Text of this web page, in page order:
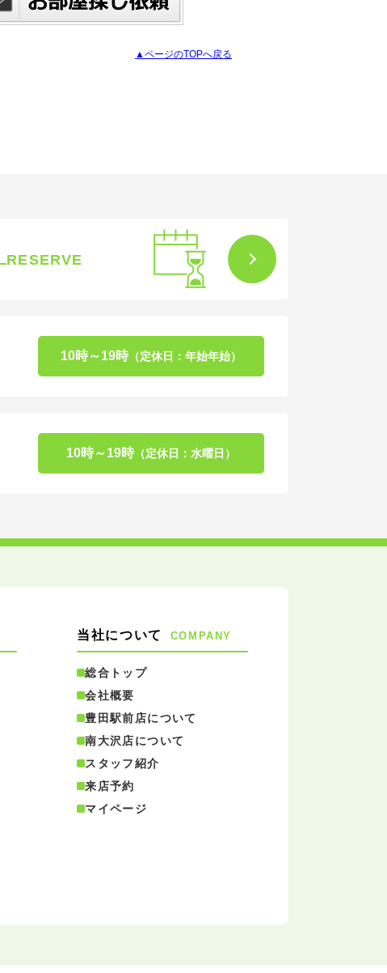
▲ページのTOPへ戻る
RESERVE
10時～19時（定休日：年始年始）
10時～19時（定休日：水曜日）
当社について COMPANY
総合トップ
会社概要
豊田駅前店について
南大沢店について
スタッフ紹介
来店予約
マイページ